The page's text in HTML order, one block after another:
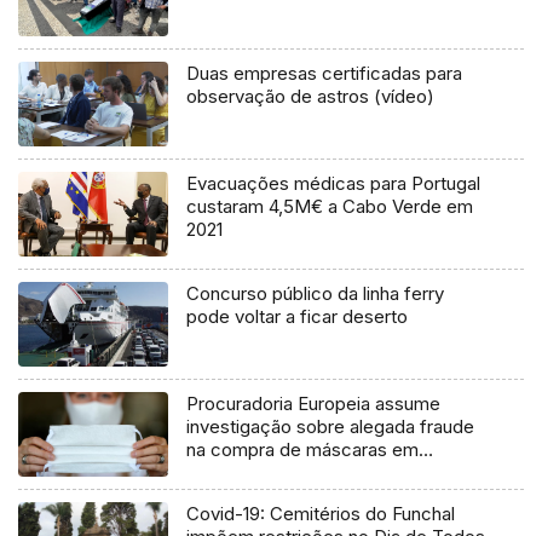
Duas empresas certificadas para
observação de astros (vídeo)
Evacuações médicas para Portugal
custaram 4,5M€ a Cabo Verde em
2021
Concurso público da linha ferry
pode voltar a ficar deserto
Procuradoria Europeia assume
investigação sobre alegada fraude
na compra de máscaras em
Covid-19: Cemitérios do Funchal